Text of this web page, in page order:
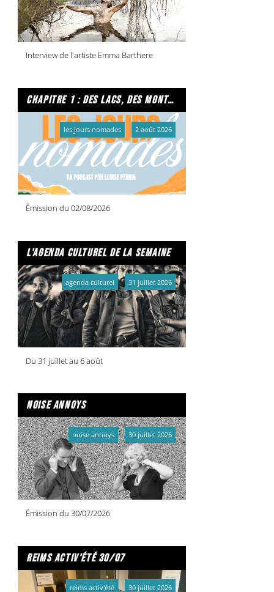
Interview de l'artiste Emma Barthere
chapitre 1 : des lacs, des montagnes et due caffe per favore
Émission du 02/08/2026
les jours nomades 2 août 2026
l'agenda culturel de la semaine
Du 31 juillet au 6 août
agenda culturel 31 juillet 2026
noise annoys
Émission du 30/07/2026
noise annoys 30 juillet 2026
reims activ'été 30/07
reims activ'été 30 juillet 2026